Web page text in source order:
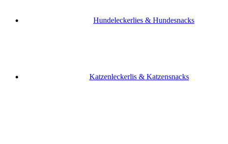
Hundeleckerlies & Hundesnacks
Katzenleckerlis & Katzensnacks